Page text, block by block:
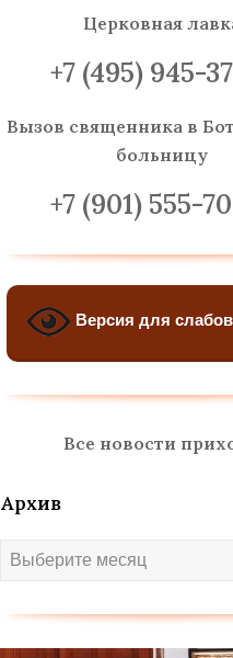
Церковная
+7 (495) 945-
Вызов священника в
больницу
+7 (901) 555-
Версия для
Все новости
Архив
Архив